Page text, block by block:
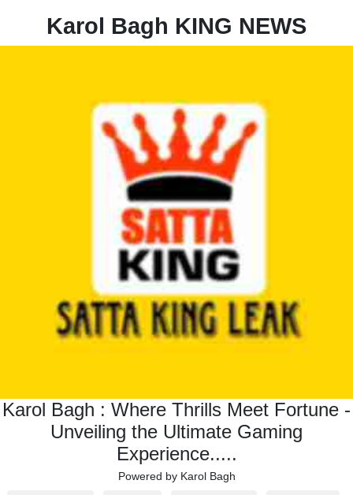
Karol Bagh KING NEWS
Karol Bagh : Where Thrills Meet Fortune -
Unveiling the Ultimate Gaming
Experience.....
Powered by Karol Bagh